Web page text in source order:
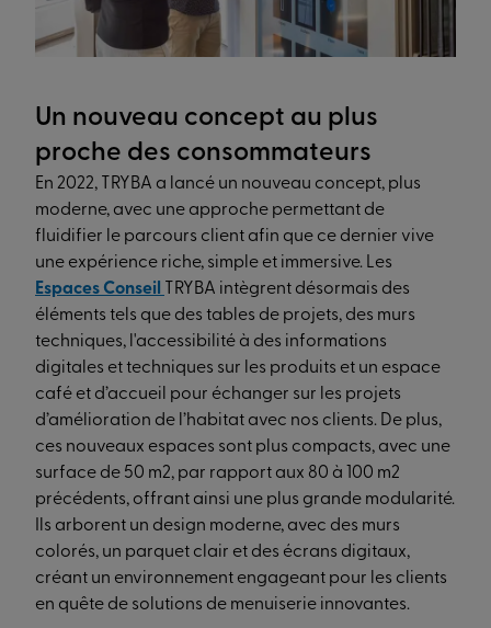
Un nouveau concept au plus
proche des consommateurs
En 2022, TRYBA a lancé un nouveau concept, plus
moderne, avec une approche permettant de
fluidifier le parcours client afin que ce dernier vive
une expérience riche, simple et immersive. Les
Espaces Conseil
TRYBA intègrent désormais des
éléments tels que des tables de projets, des murs
techniques, l'accessibilité à des informations
digitales et techniques sur les produits et un espace
café et d’accueil pour échanger sur les projets
d’amélioration de l’habitat avec nos clients. De plus,
ces nouveaux espaces sont plus compacts, avec une
surface de 50 m2, par rapport aux 80 à 100 m2
précédents, offrant ainsi une plus grande modularité.
Ils arborent un design moderne, avec des murs
colorés, un parquet clair et des écrans digitaux,
créant un environnement engageant pour les clients
en quête de solutions de menuiserie innovantes.